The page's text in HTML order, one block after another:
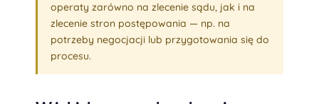
operaty zarówno na zlecenie sądu, jak i na
zlecenie stron postępowania — np. na
potrzeby negocjacji lub przygotowania się do
procesu.